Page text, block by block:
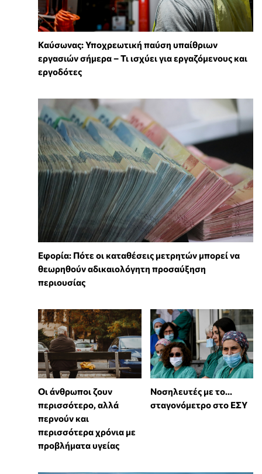
Καύσωνας: Υποχρεωτική παύση υπαίθριων
εργασιών σήμερα – Τι ισχύει για εργαζόμενους και
εργοδότες
Εφορία: Πότε οι καταθέσεις μετρητών μπορεί να
θεωρηθούν αδικαιολόγητη προσαύξηση
περιουσίας
Οι άνθρωποι ζουν
περισσότερο, αλλά
περνούν και
περισσότερα χρόνια με
προβλήματα υγείας
Νοσηλευτές με το...
σταγονόμετρο στο ΕΣΥ